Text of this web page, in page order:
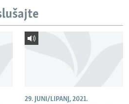
29. JUNI/LIPANJ, 2021.